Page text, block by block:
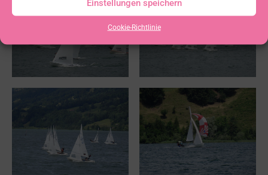
Einstellungen speichern
Cookie-Richtlinie